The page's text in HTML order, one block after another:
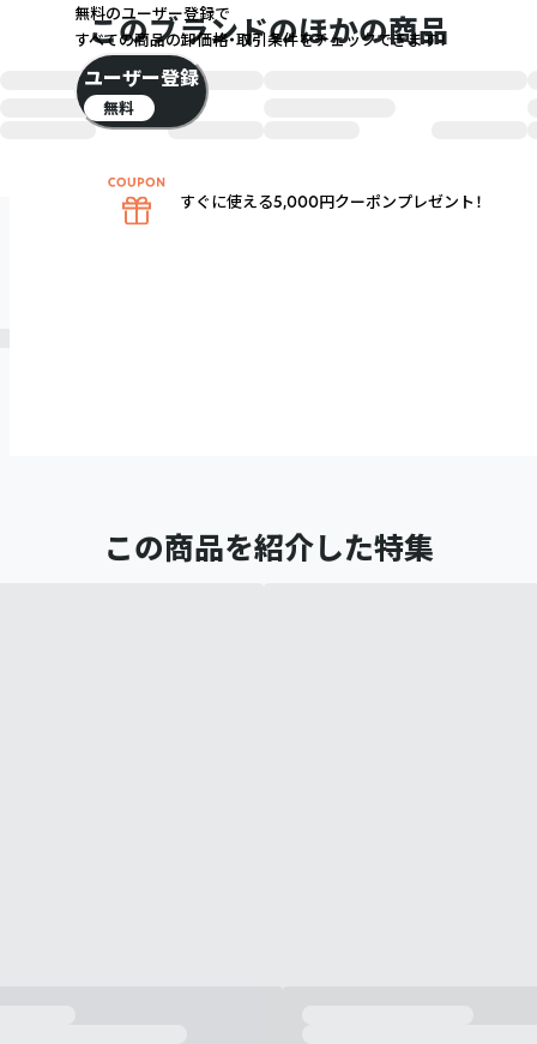
このブランドのほかの商品
この商品を紹介した特集
無料のユーザー登録で
すべての商品の卸価格・取引条件をチェックできます！
ユーザー登録
無料
すぐに使える5,000円クーポンプレゼント！